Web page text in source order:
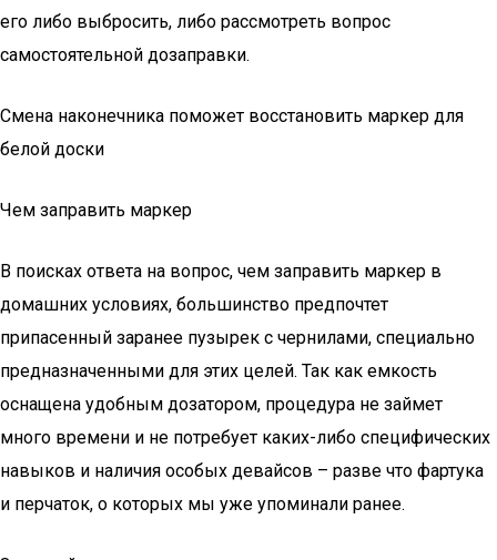
его либо выбросить, либо рассмотреть вопрос
самостоятельной дозаправки.
Смена наконечника поможет восстановить маркер для
белой доски
Чем заправить маркер
В поисках ответа на вопрос, чем заправить маркер в
домашних условиях, большинство предпочтет
припасенный заранее пузырек с чернилами, специально
предназначенными для этих целей. Так как емкость
оснащена удобным дозатором, процедура не займет
много времени и не потребует каких-либо специфических
навыков и наличия особых девайсов – разве что фартука
и перчаток, о которых мы уже упоминали ранее.